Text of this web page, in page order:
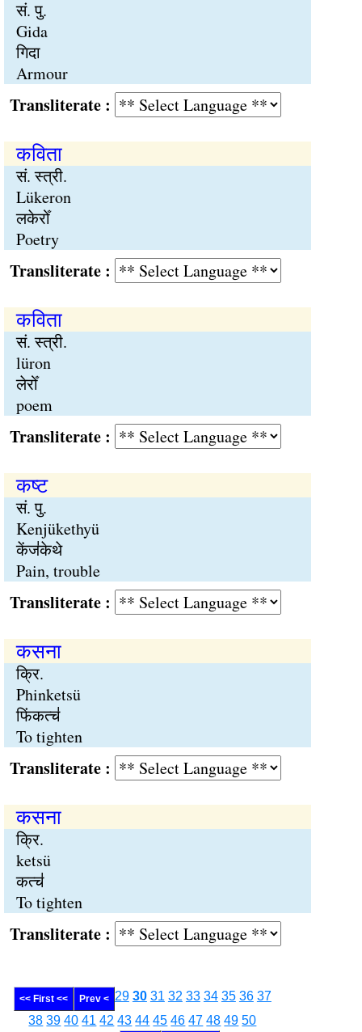
सं. पु.
Gida
गिदा
Armour
:
कविता
सं. स्त्री.
Lükeron
लकेरोँ
Poetry
:
कविता
सं. स्त्री.
lüron
लेरोँ
poem
:
कष्ट
सं. पु.
Kenjükethyü
केंज॑केथे
Pain, trouble
:
कसना
क्रि.
Phinketsü
फिंकत्च॑
To tighten
:
कसना
क्रि.
ketsü
कत्च॑
To tighten
:
<< First << Prev < 29 30 31 32 33 34 35 36 37
38 39 40 41 42 43 44 45 46 47 48 49 50